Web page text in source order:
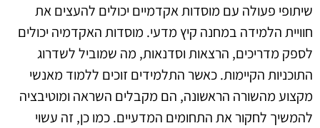
שיתופי פעולה עם מוסדות אקדמיים יכולים להעצים את
חוויית הלמידה במחנה קיץ מדעי. מוסדות האקדמיה יכולים
לספק מדריכים, הרצאות וסדנאות, מה שמוביל לשדרוג
התוכניות הקיימות. כאשר התלמידים זוכים ללמוד מאנשי
מקצוע מהשורה הראשונה, הם מקבלים השראה ומוטיבציה
להמשיך לחקור את התחומים המדעיים. כמו כן, זה עשוי